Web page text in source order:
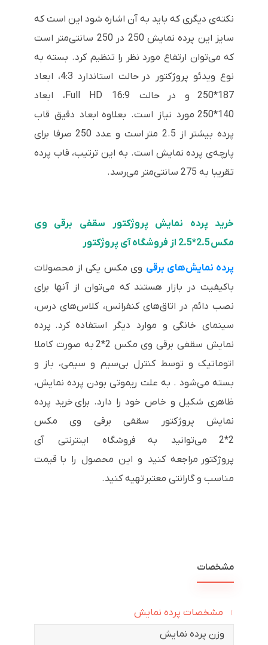
نکته‌ی دیگری که باید به آن اشاره شود این است که
سایز این پرده نمایش 250 در 250 سانتی‌متر است
که می‌توان ارتفاع مورد نظر را تنظیم کرد. بسته به
نوع ویدئو پروژکتور در حالت استاندارد 4:3، ابعاد
187*250 و در حالت Full HD 16:9، ابعاد
140*250 مورد نیاز است. بعلاوه ابعاد دقیق قاب
پرده بیشتر از 2.5 متر است و عدد 250 صرفا برای
پارچه‌ی پرده نمایش است. به این ترتیب، قاب پرده
تقریبا به 275 سانتی‌متر می‌رسد.
خرید پرده نمایش پروژکتور سقفی برقی وی
مکس 2.5*2.5 از فروشگاه آی پروژکتور
پرده نمایش‌های برقی وی مکس یکی از محصولات
باکیفیت در بازار هستند که می‌توان از آنها برای
نصب دائم در اتاق‌های کنفرانس، کلاس‌های درس،
سینمای خانگی و موارد دیگر استفاده کرد. پرده
نمایش سقفی برقی وی مکس 2*2 به صورت کاملا
اتوماتیک و توسط کنترل بی‌سیم و سیمی، باز و
بسته می‌شود . به علت ریموتی بودن پرده نمایش،
ظاهری شکیل و خاص خود را دارد. برای خرید پرده
نمایش پروژکتور سقفی برقی وی مکس
2*2 می‌توانید به فروشگاه اینترنتی آی
پروژکتور مراجعه کنید و این محصول را با قیمت
مناسب و گارانتی معتبر تهیه کنید.
مشخصات
مشخصات پرده نمایش
وزن پرده نمایش